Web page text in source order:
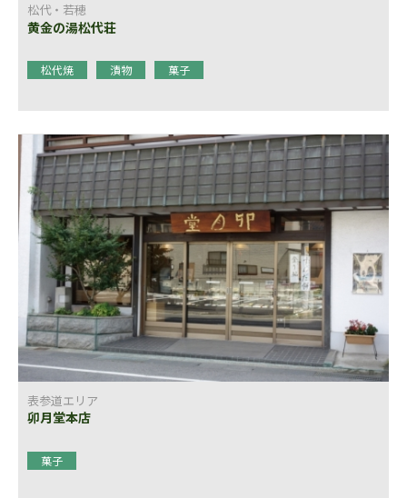
松代・若穂
黄金の湯松代荘
松代焼 漬物 菓子
表参道エリア
卯月堂本店
菓子